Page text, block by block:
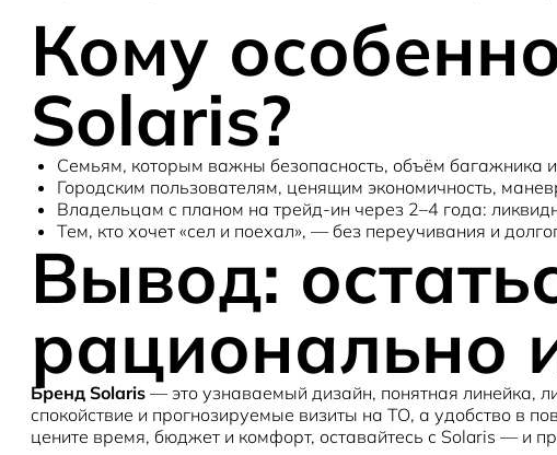
Кому
Solaris?
Семьям, которым важны безопасность, объём багажника
Городским пользователям, ценящим экономичность,
Владельцам с планом на трейд-ин через 2–4 года:
Тем, кто хочет «сел и поехал», — без переучивания и
Вывод:
рационально
Бренд Solaris — это узнаваемый дизайн, понятная линейка,
спокойствие и прогнозируемые визиты на ТО, а удобство в
цените время, бюджет и комфорт, оставайтесь с Solaris — и